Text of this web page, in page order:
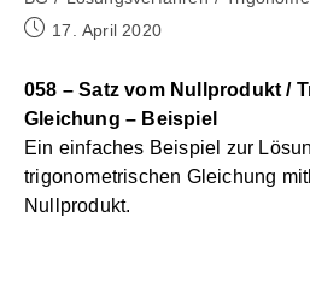
Beitrag17. April 2020
058 – Satz vom Nullprodukt /
Gleichung – Beispiel
Ein einfaches Beispiel zur
trigonometrischen Gleichung
Nullprodukt.